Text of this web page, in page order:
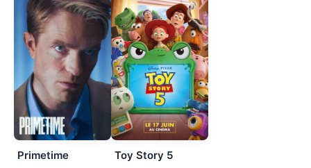
Primetime Toy Story 5